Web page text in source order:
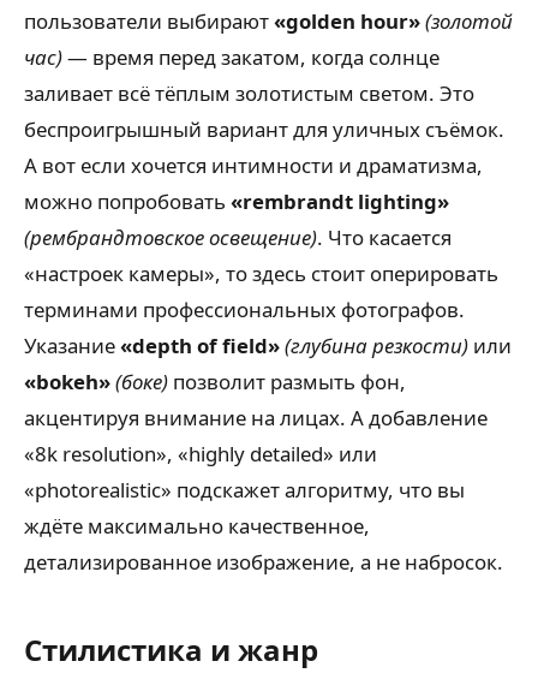
пользователи выбирают«golden hour»(золотой
час)— время перед закатом, когда солнце
заливает всё тёплым золотистым светом. Это
беспроигрышный вариант для уличных съёмок.
А вот если хочется интимности и драматизма,
можно попробовать «rembrandt lighting»
(рембрандтовское освещение). Что касается
«настроек камеры», то здесь стоит оперировать
терминами профессиональных фотографов.
Указание«depth of field»(глубина резкости) или
«bokeh»(боке) позволит размыть фон,
акцентируя внимание на лицах. А добавление
«8k resolution», «highly detailed» или
«photorealistic» подскажет алгоритму, что вы
ждёте максимально качественное,
детализированное изображение, а не набросок.
Стилистика и жанр